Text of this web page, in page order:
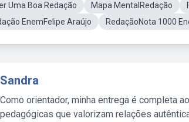
Uma Boa Redação
Mapa MentalRedação
EnemFelipe Araújo
RedaçãoNota 1000
Sandra
Como orientador, minha entrega é completa
pedagógicas que valorizam relações